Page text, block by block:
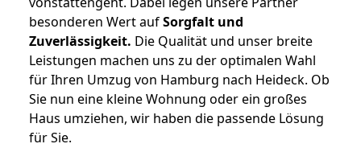
besonderen Wert aufSorgfalt und
Zuverlässigkeit. Die Qualität und unser breite
Leistungen machen uns zu der optimalen Wahl
für Ihren Umzug von Hamburg nach Heideck. Ob
Sie nun eine kleine Wohnung oder ein großes
Haus umziehen, wir haben die passende Lösung
für Sie.